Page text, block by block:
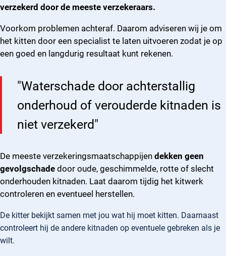
verzekerd door de meeste verzekeraars.
Voorkom problemen achteraf. Daarom adviseren wij je om
het kitten door een specialist te laten uitvoeren zodat je op
een goed en langdurig resultaat kunt rekenen.
"Waterschade door achterstallig
onderhoud of verouderde kitnaden is
niet verzekerd"
De meeste verzekeringsmaatschappijen dekken geen
gevolgschade door oude, geschimmelde, rotte of slecht
onderhouden kitnaden. Laat daarom tijdig het kitwerk
controleren en eventueel herstellen.
De kitter bekijkt samen met jou wat hij moet kitten. Daarnaast
controleert hij de andere kitnaden op eventuele gebreken als je
wilt.